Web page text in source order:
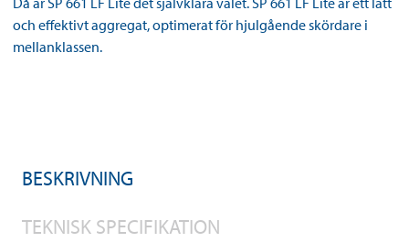
och effektivt aggregat, optimerat för hjulgående skördare i
mellanklassen.
BESKRIVNING
TEKNISK SPECIFIKATION